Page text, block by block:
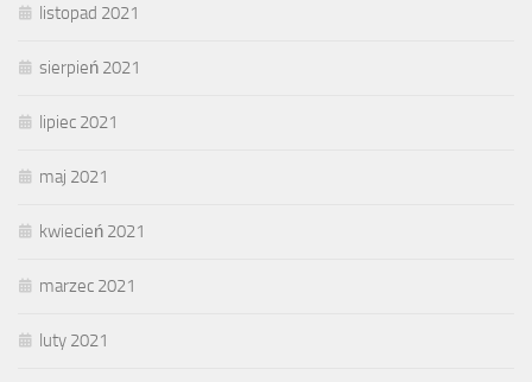
listopad 2021
sierpień 2021
lipiec 2021
maj 2021
kwiecień 2021
marzec 2021
luty 2021